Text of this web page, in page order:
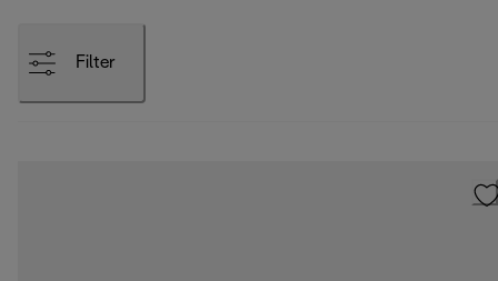
Filter